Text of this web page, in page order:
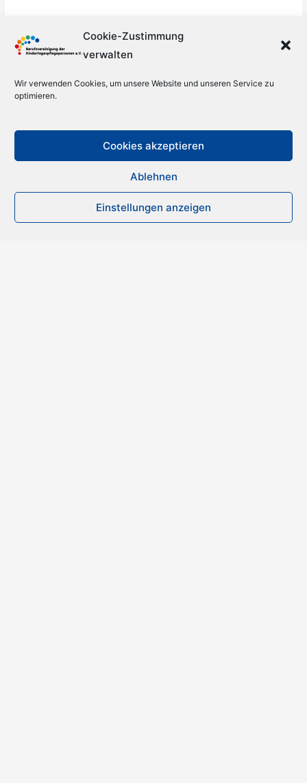
Cookie-Zustimmung
verwalten
Wir verwenden Cookies, um unsere Website und unseren Service zu
optimieren.
Cookies akzeptieren
Ablehnen
Einstellungen anzeigen